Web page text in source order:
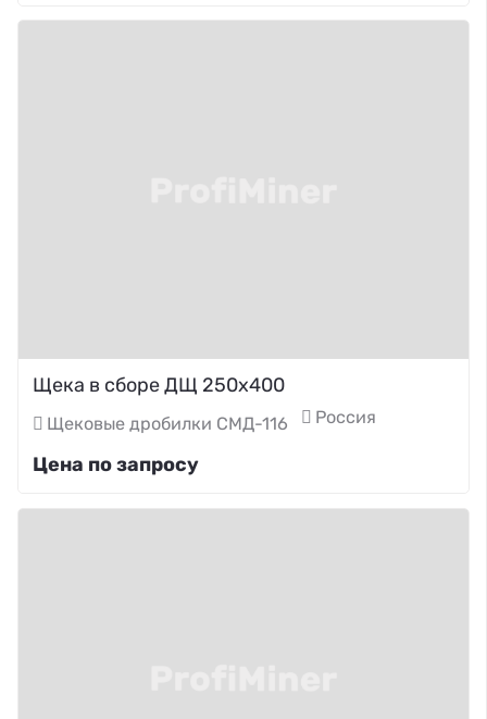
Щека в сборе ДЩ 250х400
Щековые дробилки СМД-116 Россия
Цена по запросу